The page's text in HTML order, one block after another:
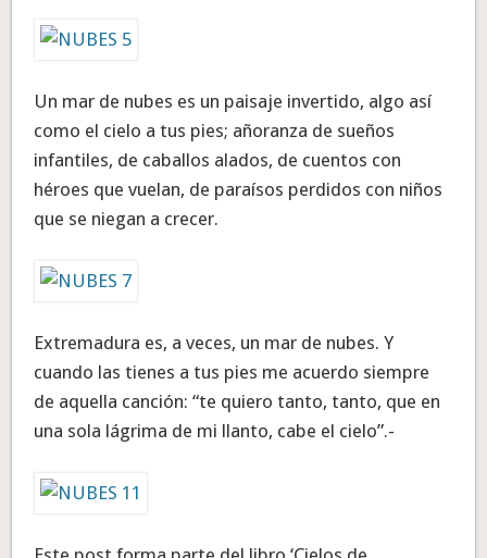
Un mar de nubes es un paisaje invertido, algo así
como el cielo a tus pies; añoranza de sueños
infantiles, de caballos alados, de cuentos con
héroes que vuelan, de paraísos perdidos con niños
que se niegan a crecer.
Extremadura es, a veces, un mar de nubes. Y
cuando las tienes a tus pies me acuerdo siempre
de aquella canción: “te quiero tanto, tanto, que en
una sola lágrima de mi llanto, cabe el cielo”.-